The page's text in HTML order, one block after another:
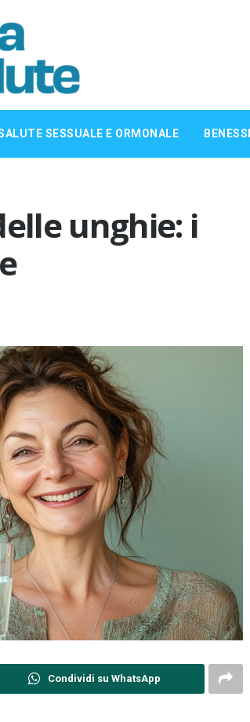
SESSUALE E ORMONALE
unghie: i
Condividi su WhatsApp